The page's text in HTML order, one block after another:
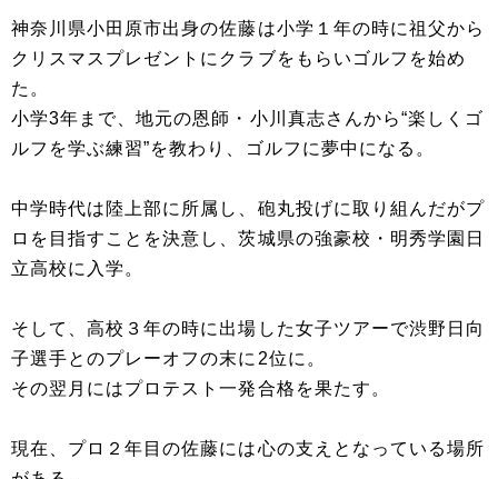
神奈川県小田原市出身の佐藤は小学１年の時に祖父から
クリスマスプレゼントにクラブをもらいゴルフを始め
た。
小学3年まで、地元の恩師・小川真志さんから“楽しくゴ
ルフを学ぶ練習”を教わり、ゴルフに夢中になる。
中学時代は陸上部に所属し、砲丸投げに取り組んだがプ
ロを目指すことを決意し、茨城県の強豪校・明秀学園日
立高校に入学。
そして、高校３年の時に出場した女子ツアーで渋野日向
子選手とのプレーオフの末に2位に。
その翌月にはプロテスト一発合格を果たす。
現在、プロ２年目の佐藤には心の支えとなっている場所